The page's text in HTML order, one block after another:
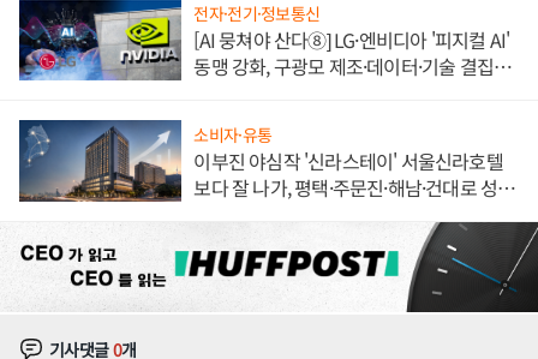
전자·전기·정보통신
[AI 뭉쳐야 산다⑧] LG·엔비디아 '피지컬 AI'
동맹 강화, 구광모 제조·데이터·기술 결집
소비자·유통
이부진 야심작 '신라스테이' 서울신라호텔
보다 잘 나가, 평택·주문진·해남·건대로 성
기사댓글0개